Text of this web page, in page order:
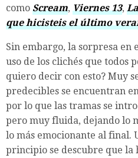
como Scream, Viernes 13,
que hicisteis el último
Sin embargo, la sorpresa en
uso de los clichés que todos
quiero decir con esto? Muy
predecibles se encuentran
por lo que las tramas se
pero muy fluida, dejando lo
lo más emocionante al final.
principio se descubre que la